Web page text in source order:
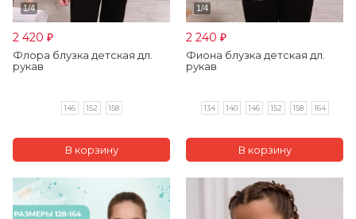
2 420 ₽
Флора блузка детская дл.
рукав
146 152 158
2 240 ₽
Фиона блузка детская дл.
рукав
134 140 146 152 158 164